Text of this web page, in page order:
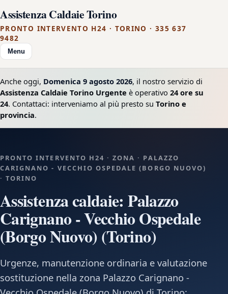
Assistenza Caldaie Torino
PRONTO INTERVENTO H24 · TORINO · 335 637
9482
Menu
Anche oggi, Domenica 9 agosto 2026, il nostro servizio di
Assistenza Caldaie Torino Urgente è operativo 24 ore su
24. Contattaci: interveniamo al più presto su Torino e
provincia.
PRONTO INTERVENTO H24 · ZONA · PALAZZO
CARIGNANO - VECCHIO OSPEDALE (BORGO NUOVO)
· TORINO
Assistenza caldaie: Palazzo
Carignano - Vecchio Ospedale
(Borgo Nuovo) (Torino)
Urgenze, manutenzione ordinaria e valutazione
sostituzione nella zona Palazzo Carignano -